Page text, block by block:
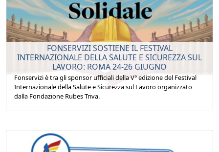
FONSERVIZI SOSTIENE IL FESTIVAL
INTERNAZIONALE DELLA SALUTE E SICUREZZA SUL
LAVORO: ROMA 24-26 GIUGNO
Fonservizi è tra gli sponsor ufficiali della V° edizione del Festival
Internazionale della Salute e Sicurezza sul Lavoro organizzato
dalla Fondazione Rubes Triva.